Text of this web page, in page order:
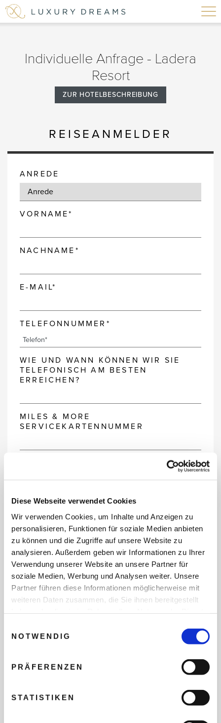
Diese Webseite verwendet Cookies
Wir verwenden Cookies, um Inhalte und Anzeigen zu
personalisieren, Funktionen für soziale Medien anbieten
zu können und die Zugriffe auf unsere Website zu
analysieren. Außerdem geben wir Informationen zu Ihrer
Verwendung unserer Website an unsere Partner für
soziale Medien, Werbung und Analysen weiter. Unsere
Partner führen diese Informationen möglicherweise mit
weiteren Daten zusammen, die Sie ihnen bereitgestellt
NOTWENDIG
PRÄFERENZEN
STATISTIKEN
Individuelle Anfrage - Ladera
Resort
ZUR HOTELBESCHREIBUNG
REISEANMELDER
ANREDE
VORNAME*
NACHNAME*
E-MAIL*
TELEFONNUMMER*
WIE UND WANN KÖNNEN WIR SIE
TELEFONISCH AM BESTEN
ERREICHEN?
MILES & MORE
SERVICEKARTENNUMMER
REISEZEITRAUM
ANZAHL ERWACHSENE
TEILNEHMER